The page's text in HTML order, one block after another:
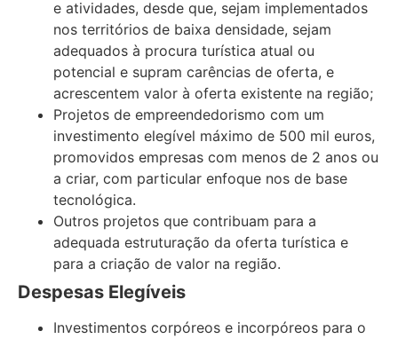
e atividades, desde que, sejam implementados
nos territórios de baixa densidade, sejam
adequados à procura turística atual ou
potencial e supram carências de oferta, e
acrescentem valor à oferta existente na região;
Projetos de empreendedorismo com um
investimento elegível máximo de 500 mil euros,
promovidos empresas com menos de 2 anos ou
a criar, com particular enfoque nos de base
tecnológica.
Outros projetos que contribuam para a
adequada estruturação da oferta turística e
para a criação de valor na região.
Despesas Elegíveis
Investimentos corpóreos e incorpóreos para o